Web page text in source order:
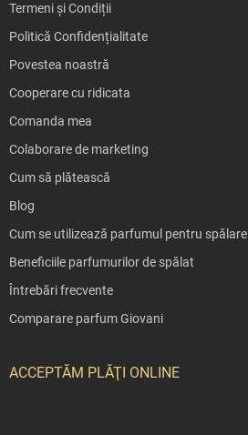
Termeni și Condiții
Politică Confidențialitate
Povestea noastră
Cooperare cu ridicata
Comanda mea
Colaborare de marketing
Cum să plătească
Blog
Cum se utilizează parfumul pentru spălare
Beneficiile parfumurilor de spălat
Întrebări frecvente
Comparare parfum Giovani
ACCEPTĂM PLĂŢI ONLINE